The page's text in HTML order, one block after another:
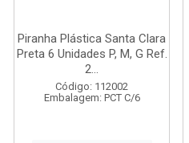
Piranha Plástica Santa Clara
Preta 6 Unidades P, M, G Ref.
2...
Código: 112002
Embalagem: PCT C/6